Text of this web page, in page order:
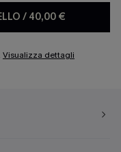
/ 40,00 €
Visualizza dettagli